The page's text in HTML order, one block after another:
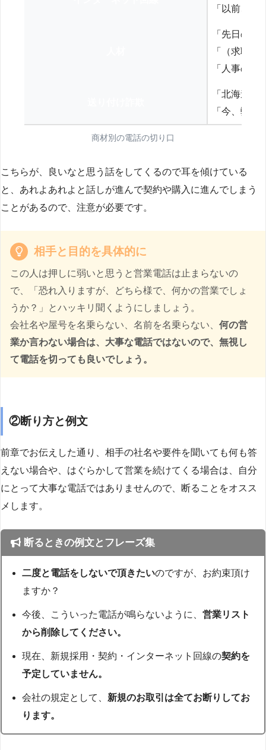
「以前、
「先日の
「（求職
「人事の方
「北海道
「今、弊
商材別の電話の切り口
こちらが、良いなと思う話をしてくるので耳を傾けている
と、あれよあれよと話しが進んで契約や購入に進んでしまう
ことがあるので、注意が必要です。
相手と目的を具体的に
この人は押しに弱いと思うと営業電話は止まらないの
で、「恐れ入りますが、どちら様で、何かの営業でしょ
うか？」とハッキリ聞くようにしましょう。
会社名や屋号を名乗らない、名前を名乗らない、 何の営
業か言わない場合は、大事な電話ではないので、無視し
て電話を切っても良いでしょう。
②断り方と例文
前章でお伝えした通り、相手の社名や要件を聞いても何も答
えない場合や、はぐらかして営業を続けてくる場合は、自分
にとって大事な電話ではありませんので、断ることをオスス
メします。
断るときの例文とフレーズ集
二度と電話をしないで頂きたいのですが、お約束頂け
ますか？
今後、こういった電話が鳴らないように、営業リスト
から削除してください。
現在、新規採用・契約・インターネット回線の契約を
予定していません。
会社の規定として、 新規のお取引は全てお断りしてお
ります。